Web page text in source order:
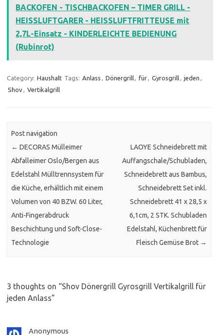
BACKOFEN - TISCHBACKOFEN – TIMER GRILL -
HEISSLUFTGARER - HEISSLUFTFRITTEUSE mit
2,7L-Einsatz - KINDERLEICHTE BEDIENUNG
(Rubinrot)
Category: Haushalt Tags: Anlass , Dönergrill, für, Gyrosgrill, jeden ,
Shov, Vertikalgrill
Post navigation
← DECORAS Mülleimer
Abfalleimer Oslo/Bergen aus
Edelstahl Mülltrennsystem für
die Küche, erhältlich mit einem
Volumen von 40 BZW. 60 Liter,
Anti-Fingerabdruck
Beschichtung und Soft-Close-
Technologie
LAOYE Schneidebrett mit
Auffangschale/Schubladen,
Schneidebrett aus Bambus,
Schneidebrett Set inkl.
Schneidebrett 41 x 28,5 x
6,1cm, 2 STK. Schubladen
Edelstahl, Küchenbrett für
Fleisch Gemüse Brot →
3 thoughts on “Shov Dönergrill Gyrosgrill Vertikalgrill für
jeden Anlass”
Anonymous